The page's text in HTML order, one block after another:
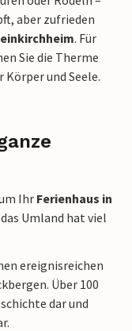
aber zufrieden
. Für
Sie die Therme
Körper und Seele.
Ihr Ferienhaus in
Umland hat viel
ereignisreichen
Über 100
dar und